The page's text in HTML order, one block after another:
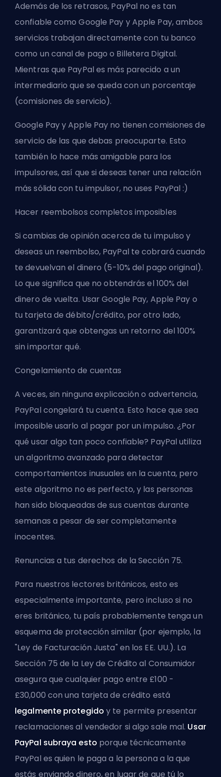
Además de los retrasos, PayPal no es tan
confiable como Google Pay y Apple Pay, ambos
servicios trabajan directamente con tu banco
como un canal de pago o Billetera Digital.
Mientras que PayPal es más parecido a un
intermediario que se queda con un porcentaje
(comisiones de servicio).
Google Pay y Apple Pay no tienen comisiones de
servicio de las que debas preocuparte. Esto
también lo hace más amigable para los
impulsores, así que si deseas tener una relación
más sólida con tu impulsor, no uses PayPal :)
Hacer reembolsos completos imposibles
Si cambias de opinión acerca de tu impulso y
deseas un reembolso, PayPal te cobrará cuando
te devuelvan el dinero (5-10% del pago original).
Lo que significa que no obtendrás el 100% del
dinero de vuelta. Usar Google Pay, Apple Pay o
tu tarjeta de débito/crédito, por otro lado,
garantizará que obtengas un retorno del 100%
sin importar qué.
Congelamiento de cuentas
A veces, sin ninguna explicación o advertencia,
PayPal congelará tu cuenta. Esto hace que sea
imposible usarlo al pagar por un impulso. ¿Por
qué usar algo tan poco confiable? PayPal utiliza
un algoritmo avanzado para detectar
comportamientos inusuales en la cuenta, pero
este algoritmo no es perfecto, y las personas
han sido bloqueadas de sus cuentas durante
semanas a pesar de ser completamente
inocentes.
Renuncias a tus derechos de la Sección 75.
Para nuestros lectores británicos, esto es
especialmente importante, pero incluso si no
eres británico, tu país probablemente tenga un
esquema de protección similar (por ejemplo, la
"Ley de Facturación Justa" en los EE. UU.). La
Sección 75 de la Ley de Crédito al Consumidor
asegura que cualquier pago entre £100 -
£30,000 con una tarjeta de crédito está
legalmente protegido y te permite presentar
reclamaciones al vendedor si algo sale mal. Usar
PayPal subraya esto porque técnicamente
PayPal es quien le paga a la persona a la que
estás enviando dinero, en lugar de que tú lo